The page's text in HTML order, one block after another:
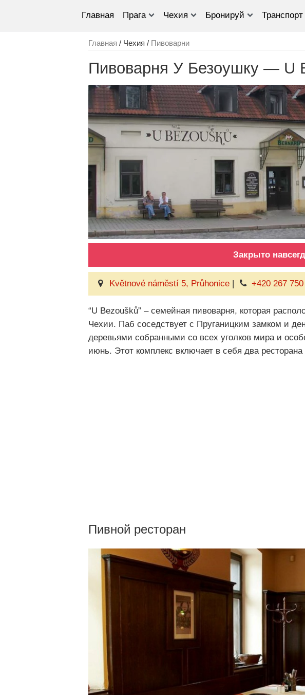
Главная Прага Чехия Бронируй Транспорт
Главная / Чехия / Пивоварни
Пивоварня У Безоушку — U
Закрыто
Květnové náměstí 5, Průhonice | +420 267
“U Bezoušků” – семейная пивоварня, которая
Чехии. Паб соседствует с Пруганицким замком и
деревьями собранными со всех уголков мира и
июнь. Этот комплекс включает в себя два
Пивной ресторан